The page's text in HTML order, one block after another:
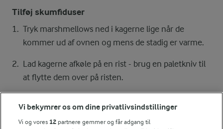
Tilføj skumfiduser
Tryk marshmellows ned i kagerne lige når de
kommer ud af ovnen og mens de stadig er varme.
Lad kagerne afkøle på en rist - brug en paletkniv til
at flytte dem over på risten.
Ca. 15 min ved 160° - varmluft.
Vi bekymrer os om dine privatlivsindstillinger
Vi og vores 12 partnere gemmer og får adgang til